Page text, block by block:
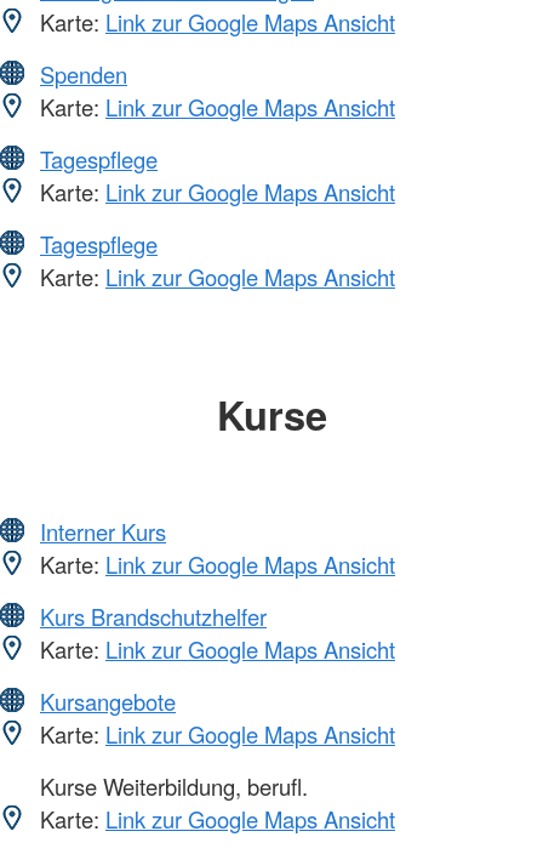
Karte: Link zur Google Maps Ansicht
Spenden
Karte: Link zur Google Maps Ansicht
Tagespflege
Karte: Link zur Google Maps Ansicht
Tagespflege
Karte: Link zur Google Maps Ansicht
Kurse
Interner Kurs
Karte: Link zur Google Maps Ansicht
Kurs Brandschutzhelfer
Karte: Link zur Google Maps Ansicht
Kursangebote
Karte: Link zur Google Maps Ansicht
Kurse Weiterbildung, berufl.
Karte: Link zur Google Maps Ansicht